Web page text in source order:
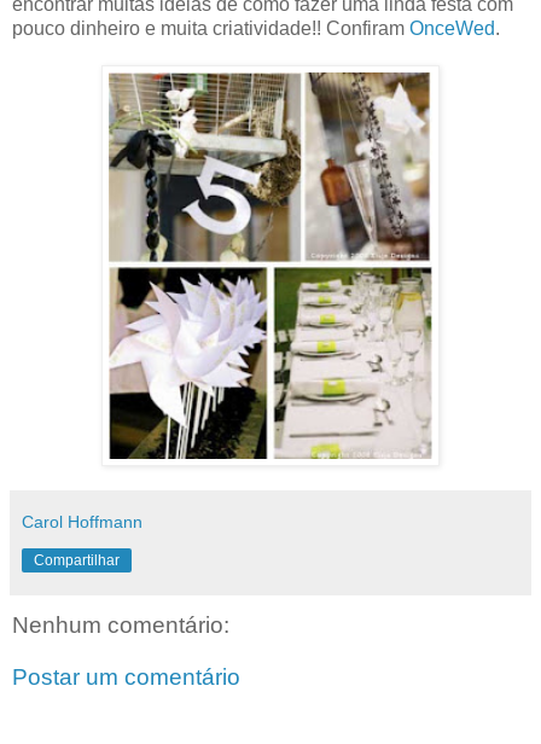
pouco dinheiro e muita criatividade!! Confiram OnceWed.
Carol Hoffmann
Compartilhar
Nenhum comentário:
Postar um comentário